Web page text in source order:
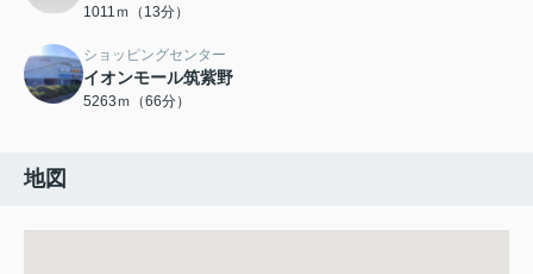
1011ｍ（13分）
ショッピングセンター
イオンモール筑紫野
5263ｍ（66分）
地図